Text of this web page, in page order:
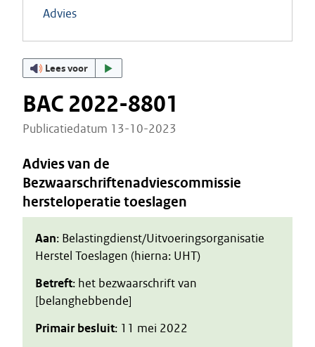
Advies
Lees voor
BAC 2022-8801
Publicatiedatum 13-10-2023
Advies van de
Bezwaarschriftenadviescommissie
hersteloperatie toeslagen
Aan: Belastingdienst/Uitvoeringsorganisatie
Herstel Toeslagen (hierna: UHT)
Betreft: het bezwaarschrift van
[belanghebbende]
Primair besluit: 11 mei 2022